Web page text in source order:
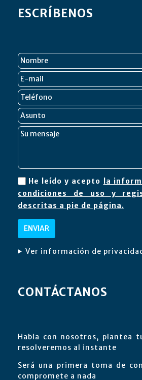
ESCRÍBENOS
He leído y acepto
la
condiciones de uso y
descritas a pie de página.
Ver información de
CONTÁCTANOS
Habla con nosotros, plantea
resolveremos al instante
Será una primera toma de
compromete a nada